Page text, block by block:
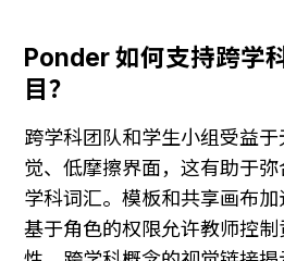
Ponder 如何支持跨学
目？
跨学科团队和学生小组受益
觉、低摩擦界面，这有助于
学科词汇。模板和共享画布
基于角色的权限允许教师控